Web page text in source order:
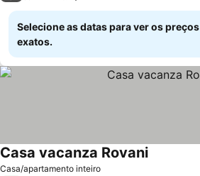
Selecione as datas para ver os preços
exatos.
Casa/apartamento inteiro
Casa vacanza Rovani